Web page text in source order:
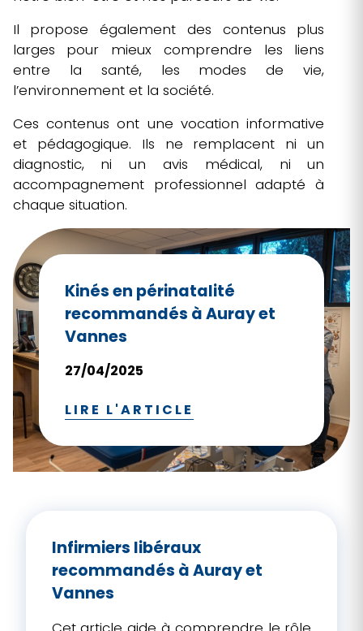
proposée sous forme d’entretiens
réguliers, avec un travail sur la relation,
l’expression émotionnelle et
l’ajustement au quotidien. Comme
pour toute approche de santé
professionnel qualifié et d’orienter vers
un médecin ou un psychiatre en cas
de souffrance sévère ou de risque.
Nous considérons ces
accompagnements comme
potentiellementcomplémentaires:
mobilité et le confort corporel, tandis
que la psychothérapie agit sur le vécu
émotionnel et les schémas de
fonctionnement.
Pour situer l’ostéopathie dans une
logique de complémentarité, vous
pouvez aussi consulter :
un soutien complémentaire à Auray et
Vannes.
Il propose également des contenus plus
larges pour mieux comprendre les liens
entre la santé, les modes de vie,
l’environnement et la société.
Ces contenus ont une vocation informative
et pédagogique. Ils ne remplacent ni un
diagnostic, ni un avis médical, ni un
accompagnement professionnel adapté à
chaque situation.
Kinés en périnatalité
recommandés à Auray et
Vannes
27/04/2025
LIRE L'ARTICLE
Infirmiers libéraux
recommandés à Auray et
Vannes